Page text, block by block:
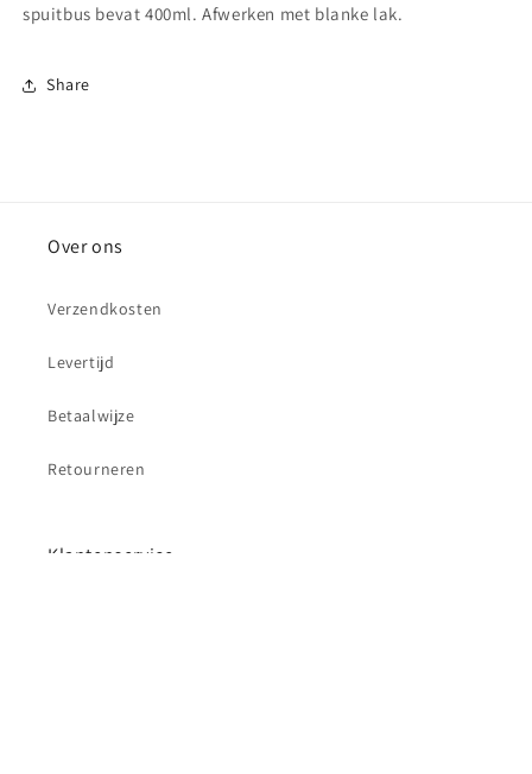
spuitbus bevat 400ml. Afwerken met blanke lak.
Share
Over ons
Verzendkosten
Levertijd
Betaalwijze
Retourneren
Klantenservice